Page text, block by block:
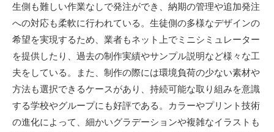
生側も難しい作業なしで発注ができ、納期の管理や追加発注
への対応も柔軟に行われている。生徒側の多様なデザインの
希望を実現するため、業者もネット上でミニシミュレーター
を提供したり、過去の制作実績やサンプル説明など様々な工
夫をしている。また、制作の際には環境負荷の少ない素材や
方法も選択できるケースがあり、持続可能な取り組みを意識
する学校やグループにも好評である。カラーやプリント技術
の進化によって、細かいグラデーションや複雑なイラストも